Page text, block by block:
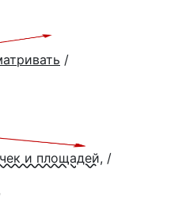
/
и площадей, /